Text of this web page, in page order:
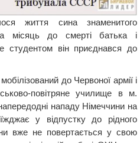
життя сина знаменитого
місяць до смерті батька і
студентом він приєднався до
до Червоної армії і
повітряне училище в м.
нападу Німеччини на
у відпустку до рідного
вже не повертається у свою